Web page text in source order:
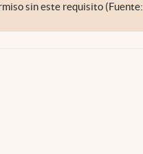
sin este requisito (Fuente: